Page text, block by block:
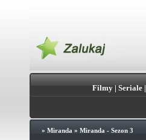
Filmy| Seriale|
» Miranda » Miranda - Sezon 3